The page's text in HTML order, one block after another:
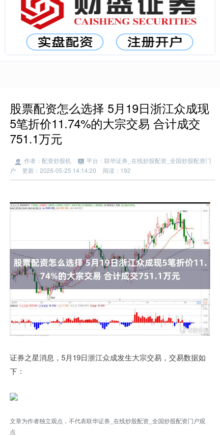
股票配资怎么选择 5月19日浙江众成现
5笔折价11.74%的大宗交易 合计成交
751.1万元
作者：配资炒股机
平台：联华证券_在线炒股配资_全国炒股配资门
户
更新：2026-05-25 14:14:20 阅读：192
证券之星消息，5月19日浙江众成发生大宗交易，交易数据如
下：
文章为作者独立观点，不代表联华证券_在线炒股配资_全国炒股配资门户观
点